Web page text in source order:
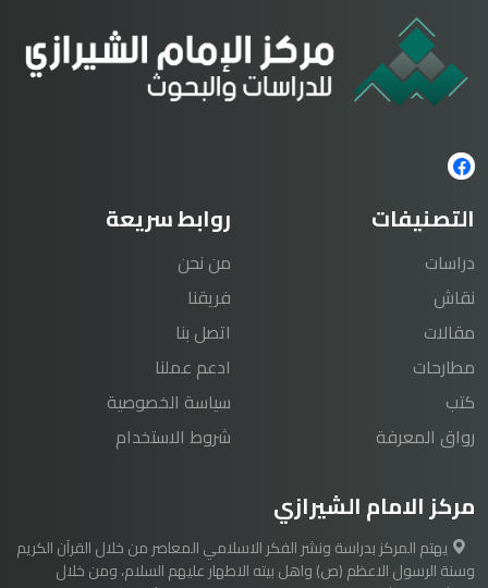
التصنيفات
دراسات
نقاش
مقالات
مطارحات
كتب
رواق المعرفة
روابط سريعة
من نحن
فريقنا
اتصل بنا
ادعم عملنا
سياسة الخصوصية
شروط الاستخدام
مركز الامام الشيرازي
يهتم المركز بدراسة ونشر الفكر الاسلامي المعاصر من خلال القرآن الكريم
وسنة الرسول الاعظم (ص) واهل بيته الاطهار عليهم السلام، ومن خلال